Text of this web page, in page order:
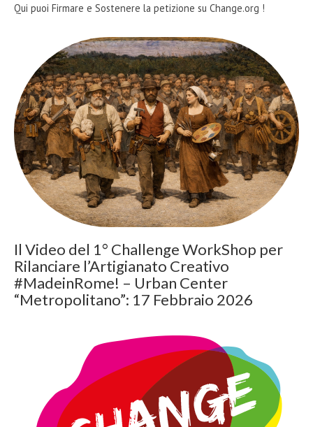
Qui puoi Firmare e Sostenere la petizione su Change.org !
Il Video del 1° Challenge WorkShop per
Rilanciare l’Artigianato Creativo
#MadeinRome! – Urban Center
“Metropolitano”: 17 Febbraio 2026